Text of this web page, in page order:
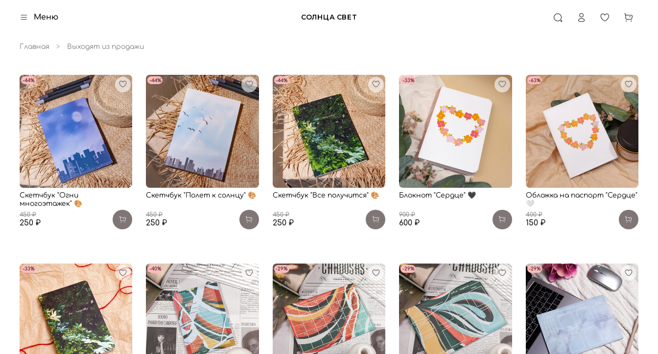
Меню СОЛНЦА СВЕТ
Главная Выходят из продажи
-44%
Скетчбук "Огни
многоэтажек" 🎨
450 ₽
250 ₽
-44%
Скетчбук "Полет к солнцу" 🎨
450 ₽
250 ₽
-44%
Скетчбук "Все получится" 🎨
450 ₽
250 ₽
-33%
Блокнот "Сердце" 🖤
900 ₽
600 ₽
-63%
Обложка на паспорт "Сердце"
🤍
400 ₽
150 ₽
-33% -40% -29% -29% -29%